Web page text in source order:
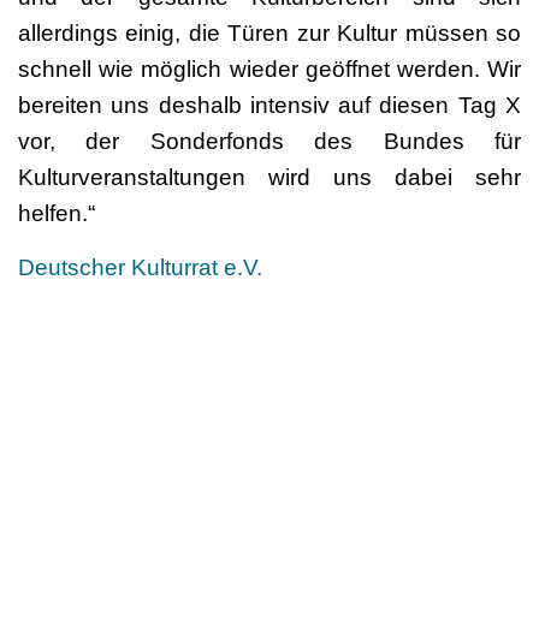
allerdings einig, die Türen zur Kultur müssen so
schnell wie möglich wieder geöffnet werden. Wir
bereiten uns deshalb intensiv auf diesen Tag X
vor, der Sonderfonds des Bundes für
Kulturveranstaltungen wird uns dabei sehr
helfen.“
Deutscher Kulturrat e.V.